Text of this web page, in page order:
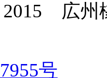
2015 広
号